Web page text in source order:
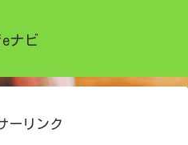
ナビ
ーリンク